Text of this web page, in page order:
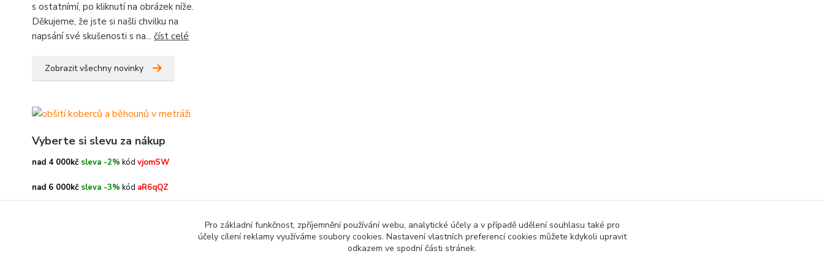
s ostatnímí, po kliknutí na obrázek níže.
Děkujeme, že jste si našli chvilku na
napsání své skušenosti s na... číst celé
Zobrazit všechny novinky
Vyberte si slevu za nákup
nad 4 000kč sleva -2% kód vjomSW
nad 6 000kč sleva -3% kód aR6qQZ
Pro základní funkčnost, zpříjemnění používání webu, analytické účely a v případě udělení souhlasu také pro
účely cílení reklamy využíváme soubory cookies. Nastavení vlastních preferencí cookies můžete kdykoli upravit
odkazem ve spodní části stránek.